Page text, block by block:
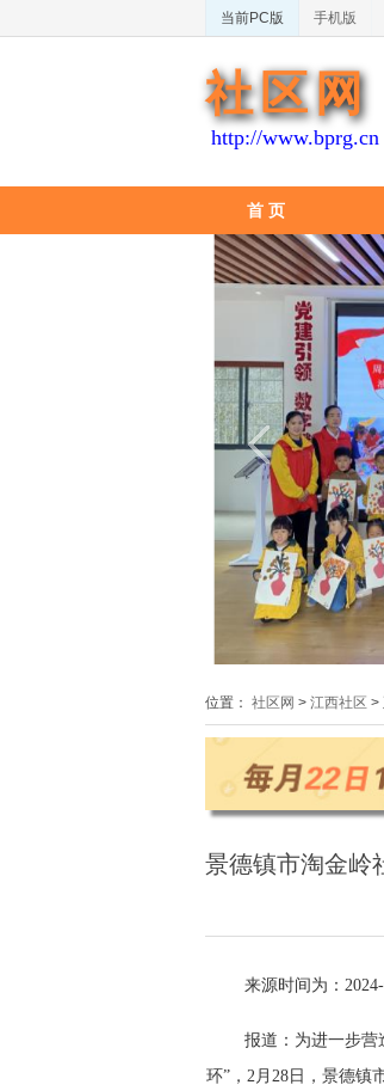
当前PC版 手机版
社区网
http://www.bprg.cn
首 页
位置： 社区网 > 江西社区 >
景德镇市淘金岭
来源时间为：
报道：为进一步营
环”，2月28日，景德镇